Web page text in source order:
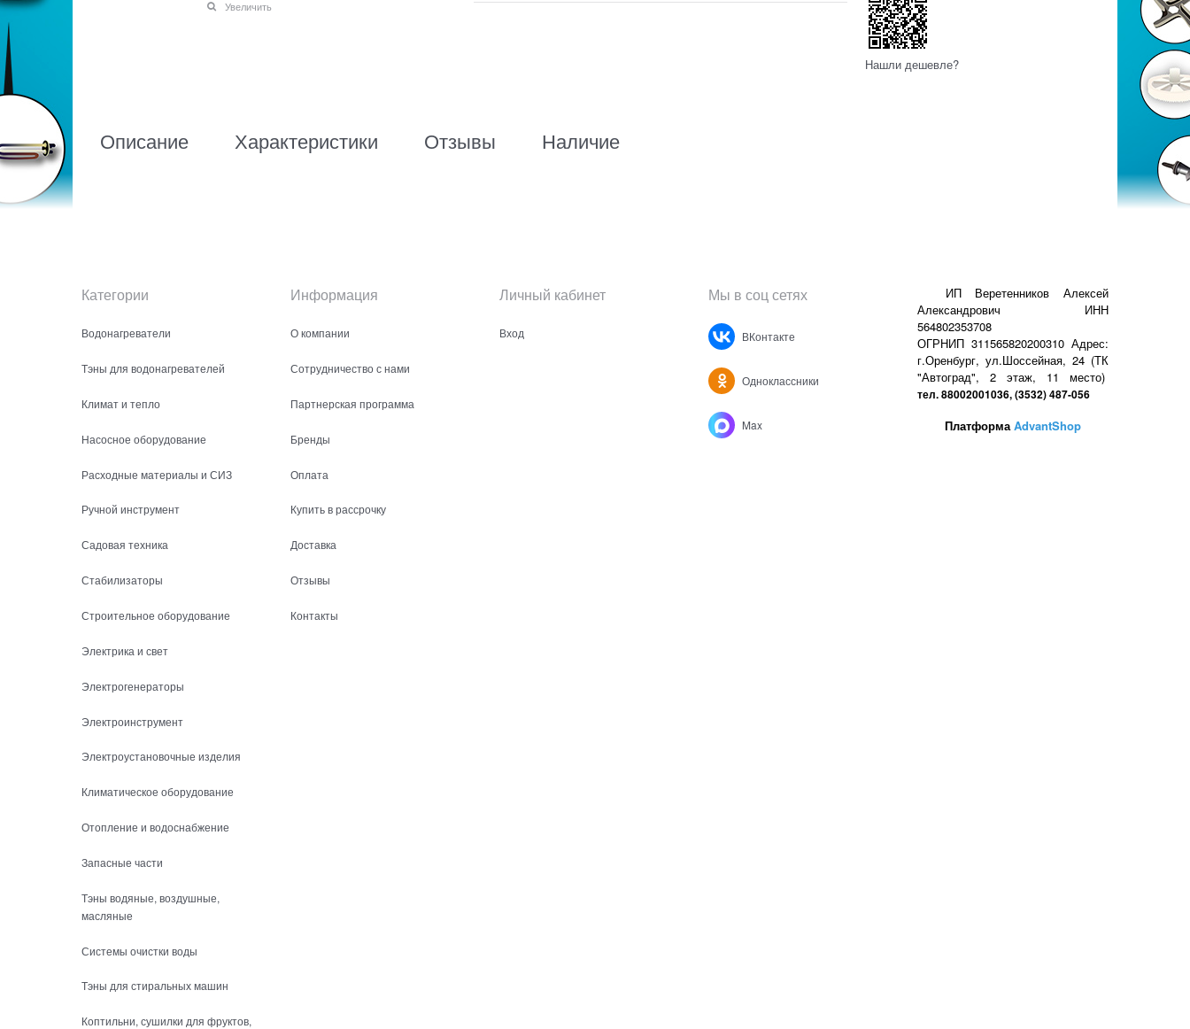
Увеличить
Описание Характеристики Отзывы Наличие
Нашли дешевле?
Категории
Водонагреватели
Тэны для водонагревателей
Климат и тепло
Насосное оборудование
Расходные материалы и СИЗ
Ручной инструмент
Садовая техника
Стабилизаторы
Строительное оборудование
Электрика и свет
Электрогенераторы
Электроинструмент
Электроустановочные изделия
Климатическое оборудование
Отопление и водоснабжение
Запасные части
Тэны водяные, воздушные,
масляные
Системы очистки воды
Тэны для стиральных машин
Коптильни, сушилки для фруктов,
Информация
О компании
Сотрудничество с нами
Партнерская программа
Бренды
Оплата
Купить в рассрочку
Доставка
Отзывы
Контакты
Личный кабинет
Вход
Мы в соц сетях
ВКонтакте
Одноклассники
Max
ИП Веретенников Алексей
Александрович ИНН
564802353708
ОГРНИП 311565820200310 Адрес:
г.Оренбург, ул.Шоссейная, 24 (ТК
"Автоград", 2 этаж, 11 место)
тел. 88002001036, (3532) 487-056
ПлатформаAdvantShop